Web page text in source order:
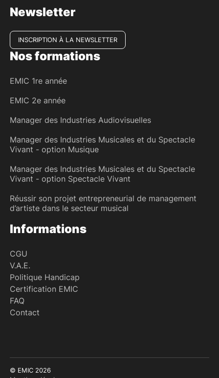
Newsletter
INSCRIPTION À LA NEWSLETTER
Nos formations
EMIC 1re année
EMIC 2e année
Manager des Industries Audiovisuelles
Manager des Industries Musicales et du Spectacle
Vivant - option Musique
Manager des Industries Musicales et du Spectacle
Vivant - option Spectacle Vivant
Réussir son projet entrepreneurial de management
d’artiste dans le secteur musical
Informations
CGU
V.A.E.
Politique Handicap
Certification EMIC
FAQ
Contact
© EMIC 2026